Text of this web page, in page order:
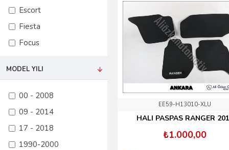
FAE
FASE
FEBI
GLASER
MODEL YILI
00 - 2008
09 - 2014
17 - 2018
1990-2000
Escort
Fiesta
Focus
Kuga
Mondeo
Mondeo 1997-2000
Mustang 2000 -
EE59-H13010-XLU
HALI PASPAS RANGER
₺1.000,00